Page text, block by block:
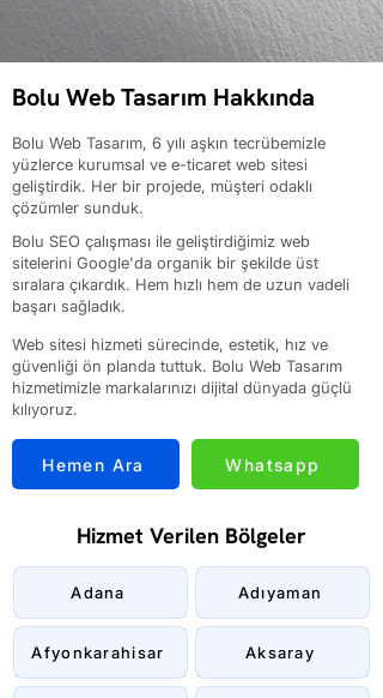
Bolu Web Tasarım Hakkında
Bolu Web Tasarım, 6 yılı aşkın tecrübemizle
yüzlerce kurumsal ve e-ticaret web sitesi
geliştirdik. Her bir projede, müşteri odaklı
çözümler sunduk.
Bolu SEO çalışması ile geliştirdiğimiz web
sitelerini Google'da organik bir şekilde üst
sıralara çıkardık. Hem hızlı hem de uzun vadeli
başarı sağladık.
Web sitesi hizmeti sürecinde, estetik, hız ve
güvenliği ön planda tuttuk. Bolu Web Tasarım
hizmetimizle markalarınızı dijital dünyada güçlü
kılıyoruz.
Hemen Ara Whatsapp
Hizmet Verilen Bölgeler
Adana
Afyonkarahisar
Adıyaman
Aksaray